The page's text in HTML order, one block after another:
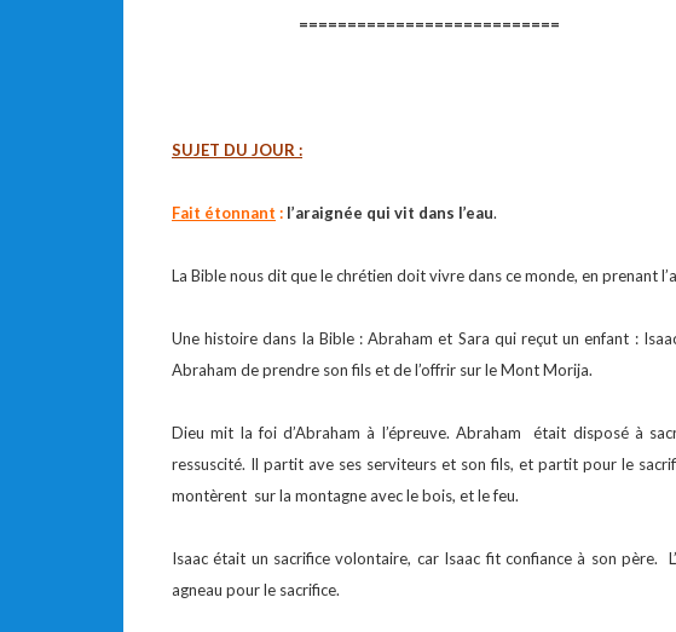
===========================
SUJET DU JOUR :
Fait étonnant : l’araignée qui vit dans l’eau.
La Bible nous dit que le chrétien doit vivre dans ce monde, en prenant
Une histoire dans la Bible : Abraham et Sara qui reçut un enfant :
Abraham de prendre son fils et de l’offrir sur le Mont Morija.
Dieu mit la foi d’Abraham à l’épreuve. Abraham était disposé à
ressuscité. Il partit ave ses serviteurs et son fils, et partit pour le
montèrent sur la montagne avec le bois, et le feu.
Isaac était un sacrifice volontaire, car Isaac fit confiance à son père.
agneau pour le sacrifice.